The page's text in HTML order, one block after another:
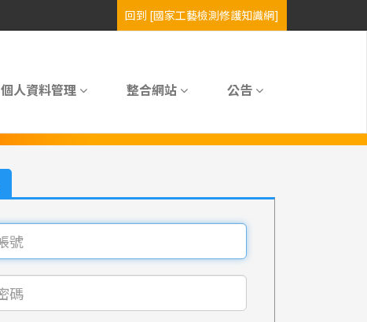
個人資料管理 整合網站 公告